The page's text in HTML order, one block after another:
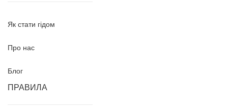
Як стати гідом
Про нас
Блог
ПРАВИЛА